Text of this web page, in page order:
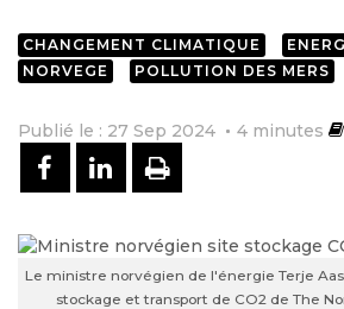
CHANGEMENT CLIMATIQUE
NORVEGE
POLLUTION DES MERS
Publié le : 27 Sep 2024 4 minutes
PARTAGER SUR
PARTAGER
IMPRIMER
Le ministre norvégien de l'énergie Terje
stockage et transport de CO2 de The